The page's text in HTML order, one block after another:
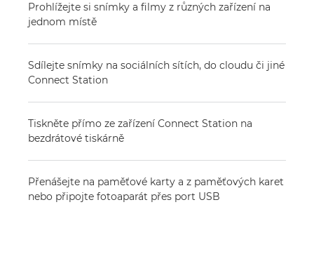
Prohlížejte si snímky a filmy z různých zařízení na
jednom místě
Sdílejte snímky na sociálních sítích, do cloudu či jiné
Connect Station
Tiskněte přímo ze zařízení Connect Station na
bezdrátové tiskárně
Přenášejte na paměťové karty a z paměťových karet
nebo připojte fotoaparát přes port USB